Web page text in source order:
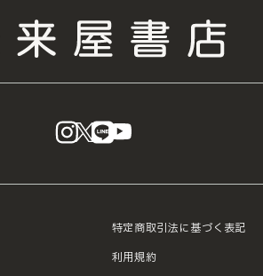
instagram
X LINE
特定商取引法に基づく表記
利用規約